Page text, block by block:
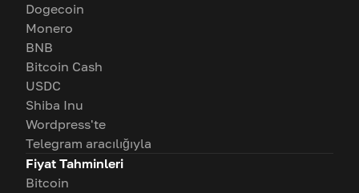
Dogecoin
Monero
BNB
Bitcoin Cash
USDC
Shiba Inu
Wordpress'te
Telegram aracılığıyla
Fiyat Tahminleri
Bitcoin